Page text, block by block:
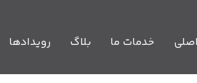
خدمات ما بلاگ رویدادها